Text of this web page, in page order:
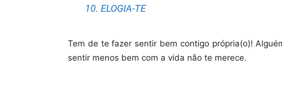
10. ELOGIA-TE
Tem de te fazer sentir bem contigo própria(o)!
sentir menos bem com a vida não te merece.